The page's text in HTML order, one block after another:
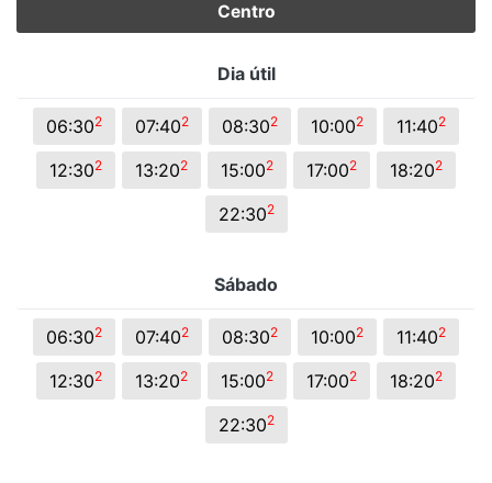
Centro
Dia útil
06:302 07:402 08:302 10:002 11:402
12:302 13:202 15:002 17:002 18:202
22:302
Sábado
06:302 07:402 08:302 10:002 11:402
12:302 13:202 15:002 17:002 18:202
22:302